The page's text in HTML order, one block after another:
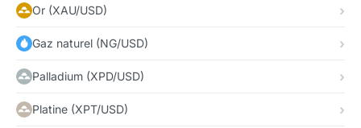
Or (XAU/USD)
Gaz naturel (NG/USD)
Palladium (XPD/USD)
Platine (XPT/USD)